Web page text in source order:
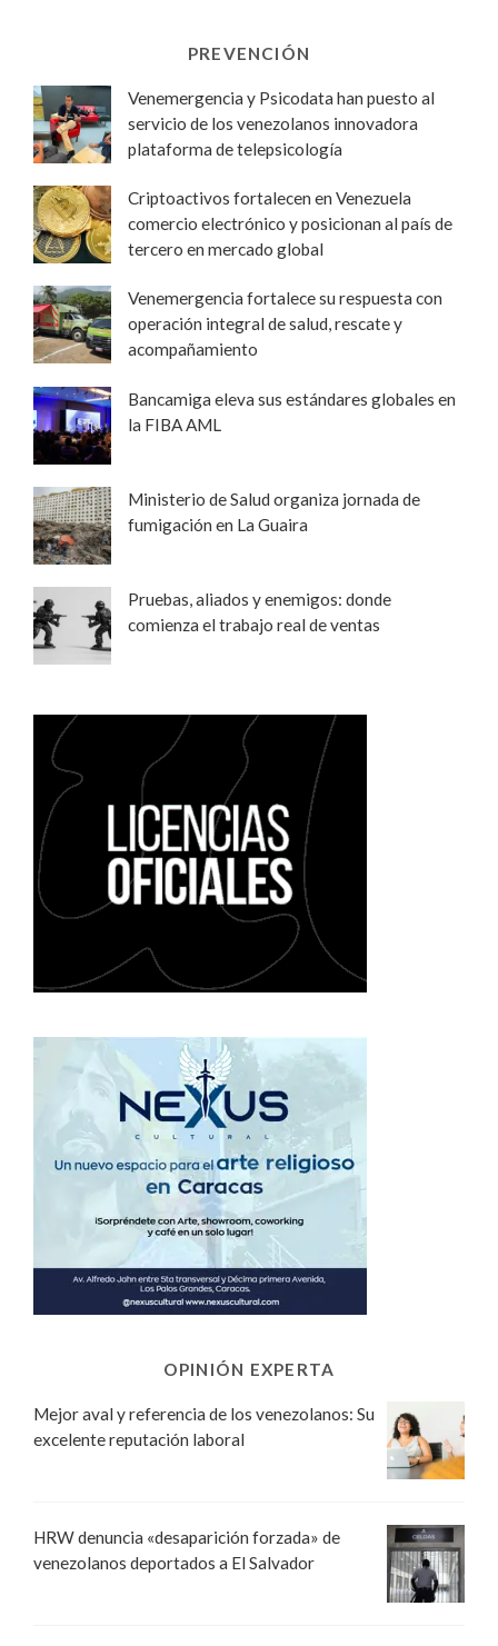
PREVENCIÓN
Venemergencia y Psicodata han puesto al
servicio de los venezolanos innovadora
plataforma de telepsicología
Criptoactivos fortalecen en Venezuela
comercio electrónico y posicionan al país de
tercero en mercado global
Venemergencia fortalece su respuesta con
operación integral de salud, rescate y
acompañamiento
Bancamiga eleva sus estándares globales en
la FIBA AML
Ministerio de Salud organiza jornada de
fumigación en La Guaira
Pruebas, aliados y enemigos: donde
comienza el trabajo real de ventas
OPINIÓN EXPERTA
Mejor aval y referencia de los venezolanos: Su
excelente reputación laboral
HRW denuncia «desaparición forzada» de
venezolanos deportados a El Salvador